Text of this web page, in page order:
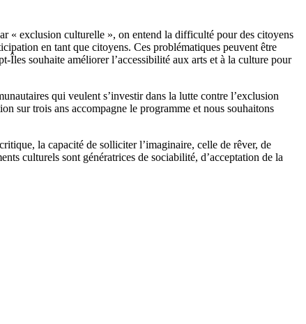
« exclusion culturelle », on entend la difficulté pour des citoyens
en tant que citoyens. Ces problématiques peuvent être
Îles souhaite améliorer l’accessibilité aux arts et à la culture pour
qui veulent s’investir dans la lutte contre l’exclusion
sur trois ans accompagne le programme et nous souhaitons
la capacité de solliciter l’imaginaire, celle de rêver, de
culturels sont génératrices de sociabilité, d’acceptation de la